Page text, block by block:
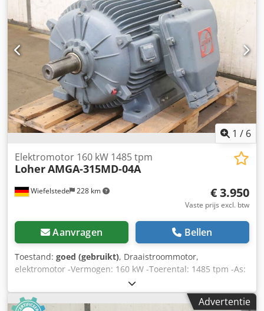
1430/1200/H750 mm -gewicht: 1740 kg
1 / 6
Wiefelstede 228 km
Elektromotor 160 kW 1485 tpm
LoherAMGA-315MD-04A
€ 3.950
Vaste prijs excl. btw
Aanvragen Bellen
Toestand: goed (gebruikt), Draaistroommotor,
elektromotor -Vermogen: 160 kW -Toerental: 1485 tpm -As:
Ø 80 x 170 mm -Beschermingsklasse: IP 55 -Bouwvorm: B3
-Aantal: 1 stuk beschikbaar -Afmetingen: 1230/880/H630
mm -Gewicht: 1015 kg Djdpfx Aouicdtoi Hewa Advertentie